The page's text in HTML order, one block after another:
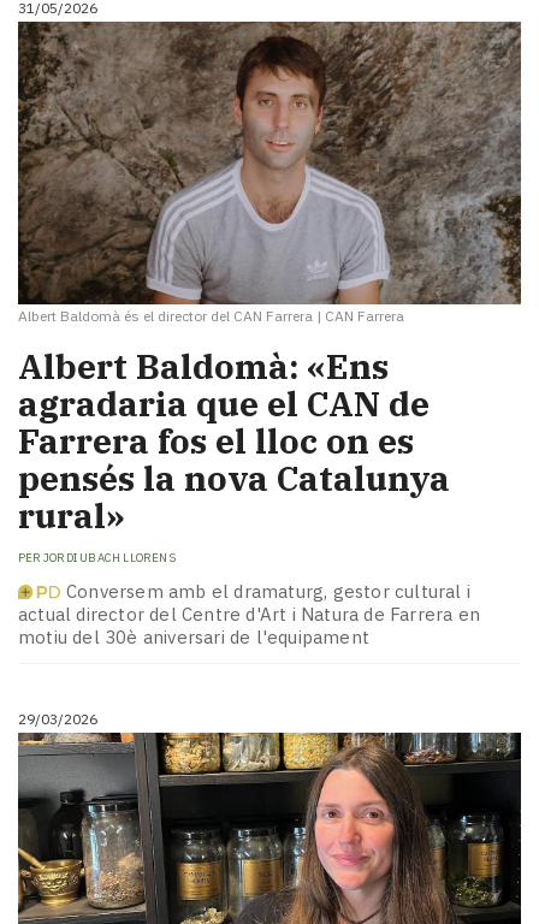
i
turisme
Cultura
Esports
Mai
tant!
TV
i
mitjans
El
temps
Reportatges
Entrevistes
Enquestes
A
escena!
Dis
la
teva!
newsletter
del
patrocinat
Lo
més
llegit...
Editorial
31/05/2026
Albert Baldomà és el director del CAN Farrera | CAN Farrera
Albert Baldomà: «Ens
agradaria que el CAN de
Farrera fos el lloc on es
pensés la nova Catalunya
rural»
PER JORDI UBACH LLORENS
Conversem amb el dramaturg, gestor cultural i
actual director del Centre d'Art i Natura de Farrera en
motiu del 30è aniversari de l'equipament
29/03/2026